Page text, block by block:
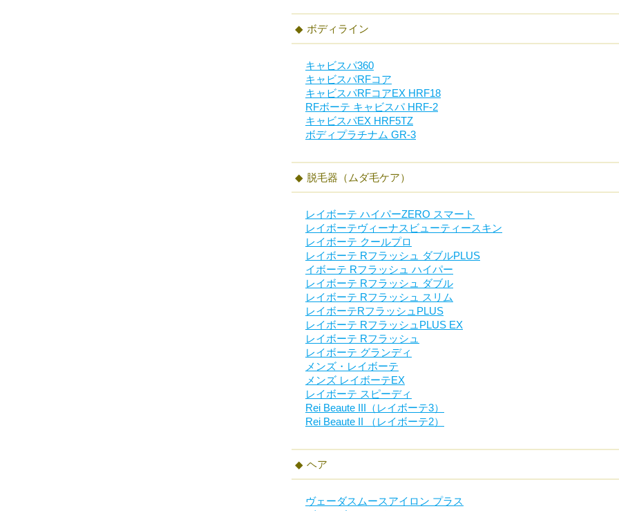
ボディライン
キャビスパ360
キャビスパRFコア
キャビスパRFコアEX HRF18
RFボーテ キャビスパ HRF-2
キャビスパEX HRF5TZ
ボディプラチナム GR-3
脱毛器（ムダ毛ケア）
レイボーテ ハイパーZERO スマート
レイボーテヴィーナスビューティースキン
レイボーテ クールプロ
レイボーテ Rフラッシュ ダブルPLUS
イボーテ Rフラッシュ ハイパー
レイボーテ Rフラッシュ ダブル
レイボーテ Rフラッシュ スリム
レイボーテRフラッシュPLUS
レイボーテ RフラッシュPLUS EX
レイボーテ Rフラッシュ
レイボーテ グランディ
メンズ・レイボーテ
メンズ レイボーテEX
レイボーテ スピーディ
Rei Beaute III（レイボーテ3）
Rei Beaute II （レイボーテ2）
ヘア
ヴェーダスムースアイロン プラス